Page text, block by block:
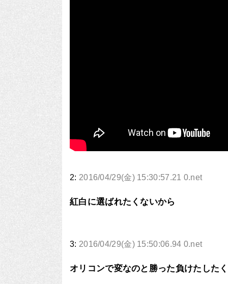
2: 2016/04/29(金) 15:30:57.21 0.net
紅白に選ばれたくないから
3: 2016/04/29(金) 15:50:06.94 0.net
オリコンで変なのと勝った負けたした